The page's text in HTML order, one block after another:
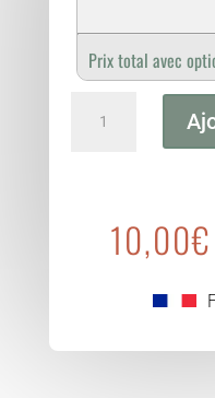
Prix total avec
lunettes10,00€